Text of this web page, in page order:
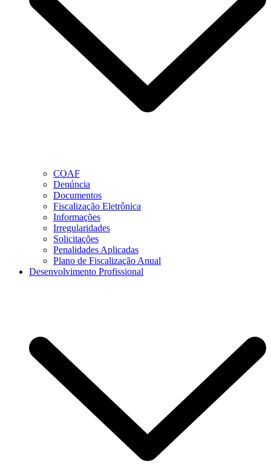
COAF
Denúncia
Documentos
Fiscalização Eletrônica
Informações
Irregularidades
Solicitações
Penalidades Aplicadas
Plano de Fiscalização Anual
Desenvolvimento Profissional